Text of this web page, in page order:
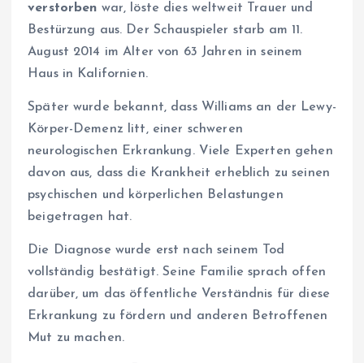
verstorben war, löste dies weltweit Trauer und
Bestürzung aus. Der Schauspieler starb am 11.
August 2014 im Alter von 63 Jahren in seinem
Haus in Kalifornien.
Später wurde bekannt, dass Williams an der Lewy-
Körper-Demenz litt, einer schweren
neurologischen Erkrankung. Viele Experten gehen
davon aus, dass die Krankheit erheblich zu seinen
psychischen und körperlichen Belastungen
beigetragen hat.
Die Diagnose wurde erst nach seinem Tod
vollständig bestätigt. Seine Familie sprach offen
darüber, um das öffentliche Verständnis für diese
Erkrankung zu fördern und anderen Betroffenen
Mut zu machen.